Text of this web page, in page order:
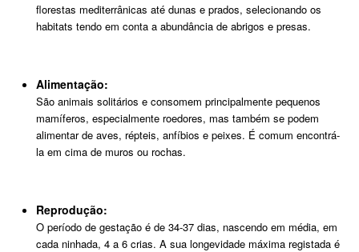
florestas mediterrânicas até dunas e prados, selecionando os
habitats tendo em conta a abundância de abrigos e presas.
Alimentação:
São animais solitários e consomem principalmente pequenos
mamíferos, especialmente roedores, mas também se podem
alimentar de aves, répteis, anfíbios e peixes. É comum encontrá-
la em cima de muros ou rochas.
Reprodução:
O período de gestação é de 34-37 dias, nascendo em média, em
cada ninhada, 4 a 6 crias. A sua longevidade máxima registada é